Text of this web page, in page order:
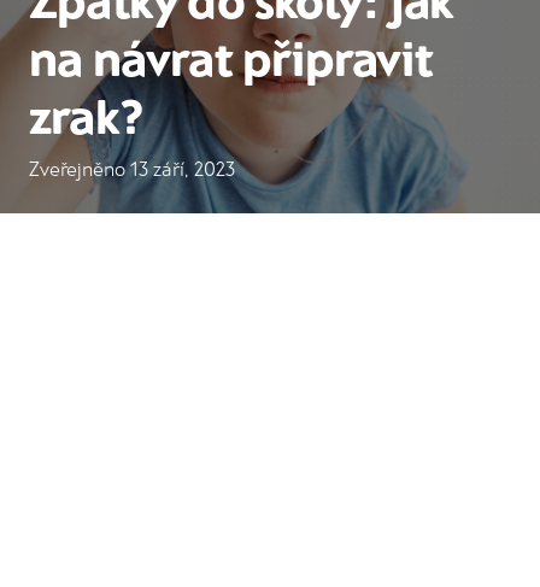
na návrat připravit
zrak?
Zveřejněno13 září, 2023